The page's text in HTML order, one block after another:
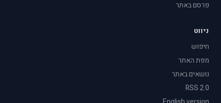
פרסם באתר
ניווט
חיפוש
מפת האתר
נושאים באתר
RSS 2.0